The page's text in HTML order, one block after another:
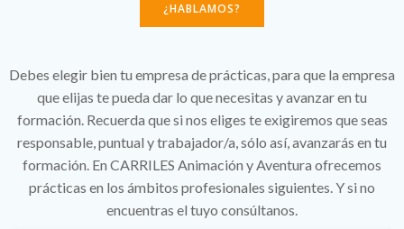
¿HABLAMOS?
Debes elegir bien tu empresa de prácticas, para que la empresa
que elijas te pueda dar lo que necesitas y avanzar en tu
formación. Recuerda que si nos eliges te exigiremos que seas
responsable, puntual y trabajador/a, sólo así, avanzarás en tu
formación. En CARRILES Animación y Aventura ofrecemos
prácticas en los ámbitos profesionales siguientes. Y si no
encuentras el tuyo consúltanos.